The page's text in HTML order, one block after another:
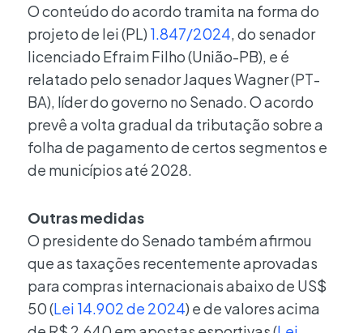
O conteúdo do acordo tramita na forma do
projeto de lei (PL) 1.847/2024, do senador
licenciado Efraim Filho (União-PB), e é
relatado pelo senador Jaques Wagner (PT-
BA), líder do governo no Senado. O acordo
prevê a volta gradual da tributação sobre a
folha de pagamento de certos segmentos e
de municípios até 2028.
Outras medidas
O presidente do Senado também afirmou
que as taxações recentemente aprovadas
para compras internacionais abaixo de US$
50 (Lei 14.902 de 2024) e de valores acima